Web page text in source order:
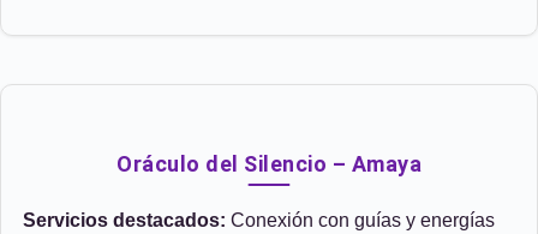
Oráculo del Silencio – Amaya
Servicios destacados: Conexión con guías y energías